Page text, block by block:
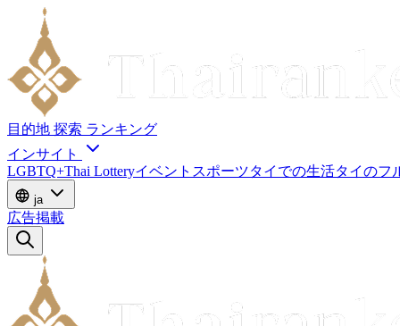
目的地 探索 ランキング
インサイト
LGBTQ+Thai Lotteryイベント スポーツタイでの生活タイのフ
ja
広告掲載